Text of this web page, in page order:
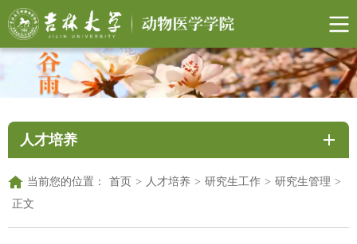
人才培养
当前您的位置： 首页 > 人才培养 > 研究生工作 > 研究生管理 >
正文